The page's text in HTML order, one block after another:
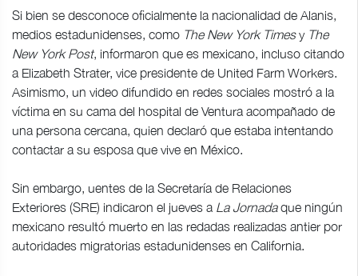
Si bien se desconoce oficialmente la nacionalidad de Alanis,
medios estadunidenses, como The New York Timesy The
New York Post, informaron que es mexicano, incluso citando
a Elizabeth Strater, vice presidente de United Farm Workers.
Asimismo, un video difundido en redes sociales mostró a la
víctima en su cama del hospital de Ventura acompañado de
una persona cercana, quien declaró que estaba intentando
contactar a su esposa que vive en México.
Sin embargo, uentes de la Secretaría de Relaciones
Exteriores (SRE) indicaron el jueves a La Jornadaque ningún
mexicano resultó muerto en las redadas realizadas antier por
autoridades migratorias estadunidenses en California.